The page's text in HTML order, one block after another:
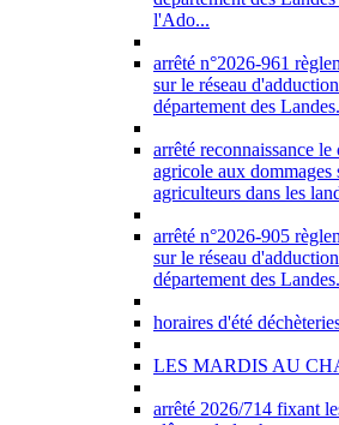
l'Ado...
arrêté n°2026-961
sur le réseau
département des Landes.
arrêté reconnaissance
agricole aux dommages
agriculteurs dans les
arrêté n°2026-905
sur le réseau
département des Landes.
horaires d'été
LES MARDIS AU
arrêté 2026/714 fixant